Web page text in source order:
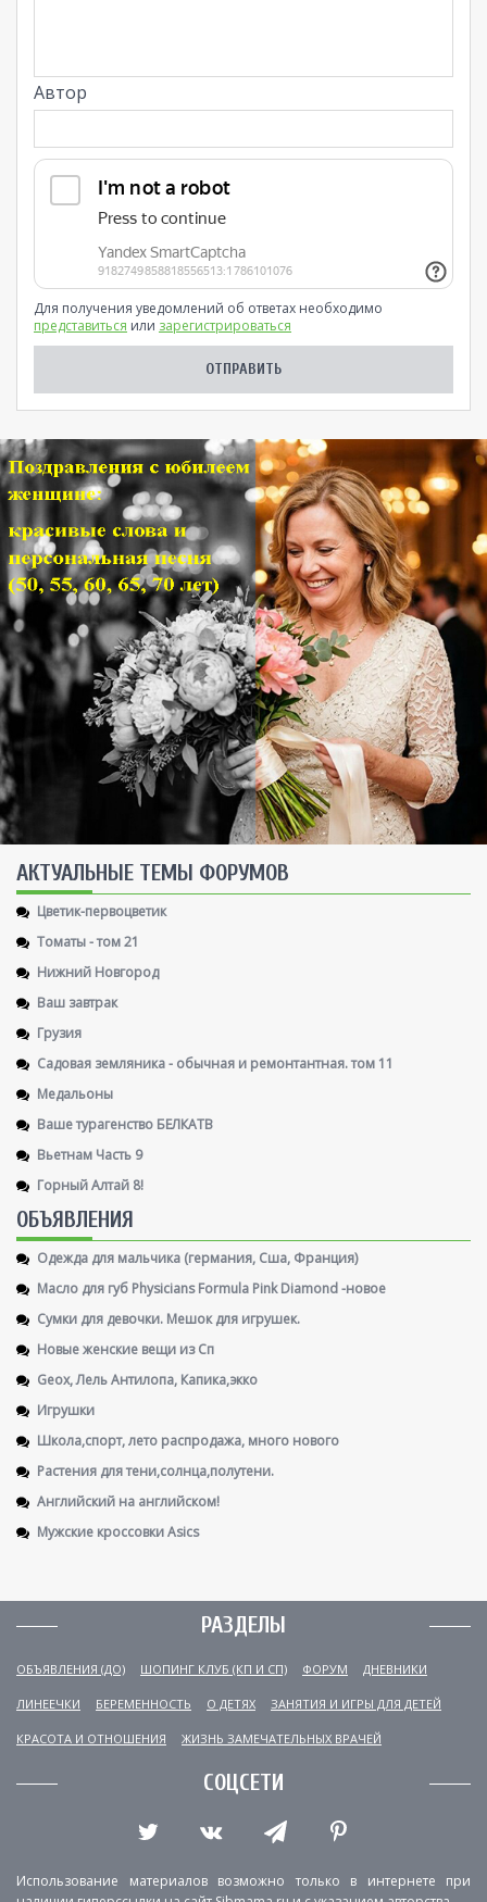
Автор
Для получения уведомлений об ответах необходимо
представиться или зарегистрироваться
AКТУАЛЬНЫЕ ТЕМЫ ФОРУМОВ
Цветик-первоцветик
Томаты - том 21
Нижний Новгород
Ваш завтрак
Грузия
Садовая земляника - обычная и ремонтантная. том 11
Медальоны
Ваше турагенство БЕЛКАТВ
Вьетнам Часть 9
Горный Алтай 8!
ОБЪЯВЛЕНИЯ
Одежда для мальчика (германия, Сша, Франция)
Масло для губ Physicians Formula Pink Diamond -новое
Сумки для девочки. Мешок для игрушек.
Новые женские вещи из Сп
Geox, Лель Антилопа, Капика,экко
Игрушки
Школа,спорт, лето распродажа, много нового
Растения для тени,солнца,полутени.
Английский на английском!
Мужские кроссовки Asics
РАЗДЕЛЫ
ОБЪЯВЛЕНИЯ (ДО) ШОПИНГ КЛУБ (КП И СП) ФОРУМ ДНЕВНИКИ
ЛИНЕЕЧКИ БЕРЕМЕННОСТЬ О ДЕТЯХ ЗАНЯТИЯ И ИГРЫ ДЛЯ ДЕТЕЙ
КРАСОТА И ОТНОШЕНИЯ ЖИЗНЬ ЗАМЕЧАТЕЛЬНЫХ ВРАЧЕЙ
СОЦСЕТИ
Использование материалов возможно только в интернете при